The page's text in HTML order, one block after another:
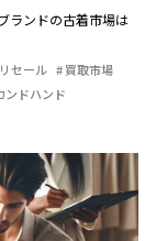
ランドの古着市場は
セール
買取市場
ンドハンド